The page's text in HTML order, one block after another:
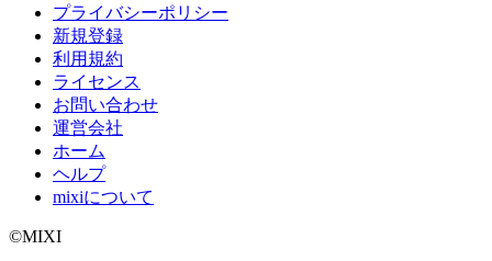
プライバシーポリシー
新規登録
利用規約
ライセンス
お問い合わせ
運営会社
ホーム
ヘルプ
mixiについて
©MIXI